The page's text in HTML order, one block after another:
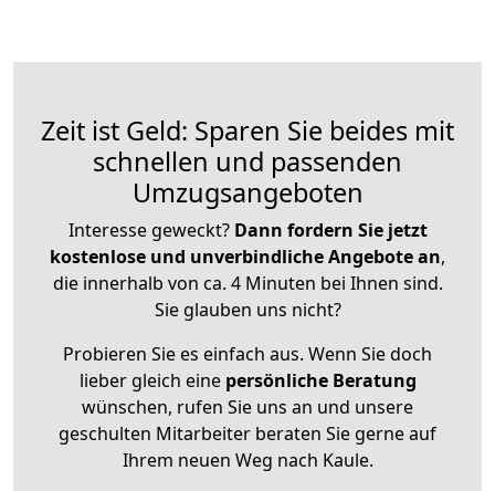
Zeit ist Geld: Sparen Sie beides mit
schnellen und passenden
Umzugsangeboten
Interesse geweckt? Dann fordern Sie jetzt
kostenlose und unverbindliche Angebote an,
die innerhalb von ca. 4 Minuten bei Ihnen sind.
Sie glauben uns nicht?
Probieren Sie es einfach aus. Wenn Sie doch
lieber gleich eine persönliche Beratung
wünschen, rufen Sie uns an und unsere
geschulten Mitarbeiter beraten Sie gerne auf
Ihrem neuen Weg nach Kaule.